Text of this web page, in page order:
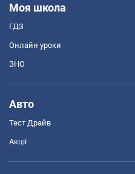
Моя школа
ГДЗ
Онлайн уроки
ЗНО
Авто
Тест Драйв
Акції